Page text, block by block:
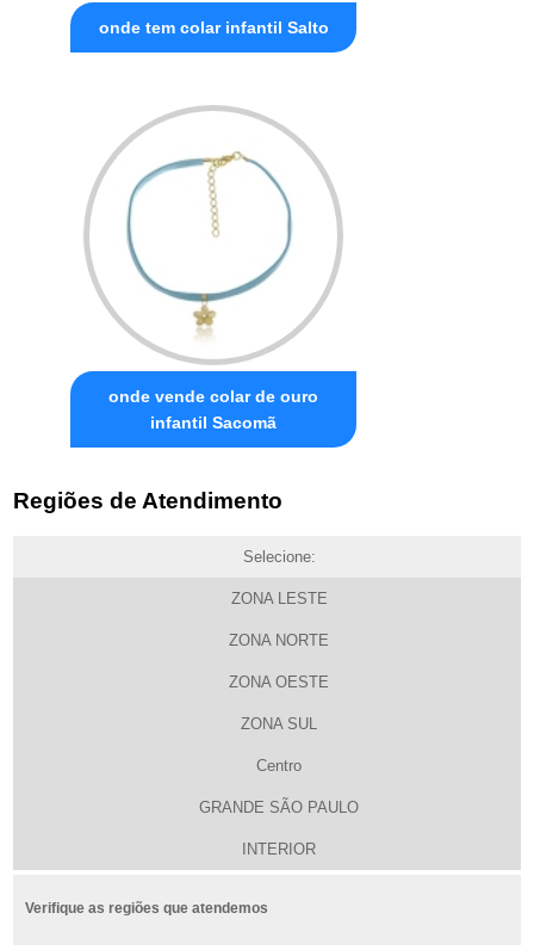
onde tem colar infantil Salto
onde vende colar de ouro
infantil Sacomã
Regiões de Atendimento
Selecione:
ZONA LESTE
ZONA NORTE
ZONA OESTE
ZONA SUL
Centro
GRANDE SÃO PAULO
INTERIOR
Verifique as regiões que atendemos